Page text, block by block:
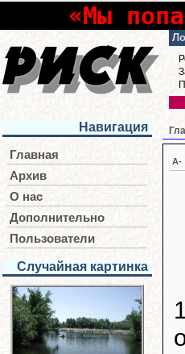
«Мы
Навигация
Главная
Архив
О нас
Дополнительно
Пользователи
Случайная картинка
A-